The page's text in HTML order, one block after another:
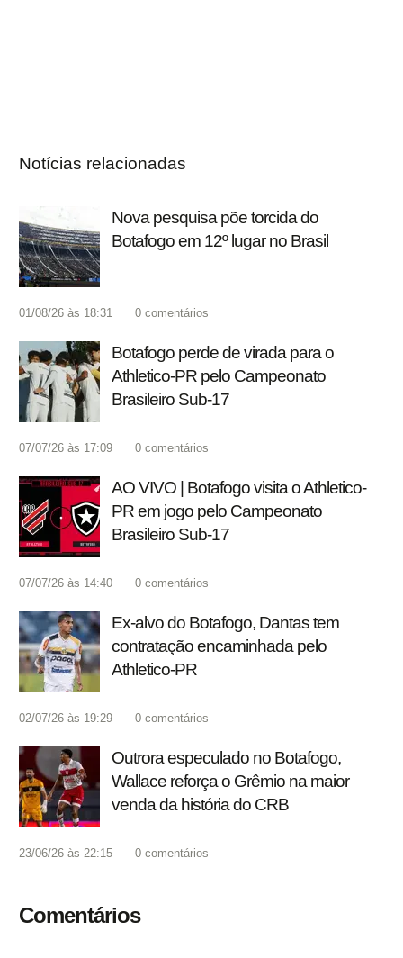
Notícias relacionadas
Nova pesquisa põe torcida do
Botafogo em 12º lugar no Brasil
01/08/26 às 18:31 0 comentários
Botafogo perde de virada para o
Athletico-PR pelo Campeonato
Brasileiro Sub-17
07/07/26 às 17:09 0 comentários
AO VIVO | Botafogo visita o Athletico-
PR em jogo pelo Campeonato
Brasileiro Sub-17
07/07/26 às 14:40 0 comentários
Ex-alvo do Botafogo, Dantas tem
contratação encaminhada pelo
Athletico-PR
02/07/26 às 19:29 0 comentários
Outrora especulado no Botafogo,
Wallace reforça o Grêmio na maior
venda da história do CRB
23/06/26 às 22:15 0 comentários
Comentários